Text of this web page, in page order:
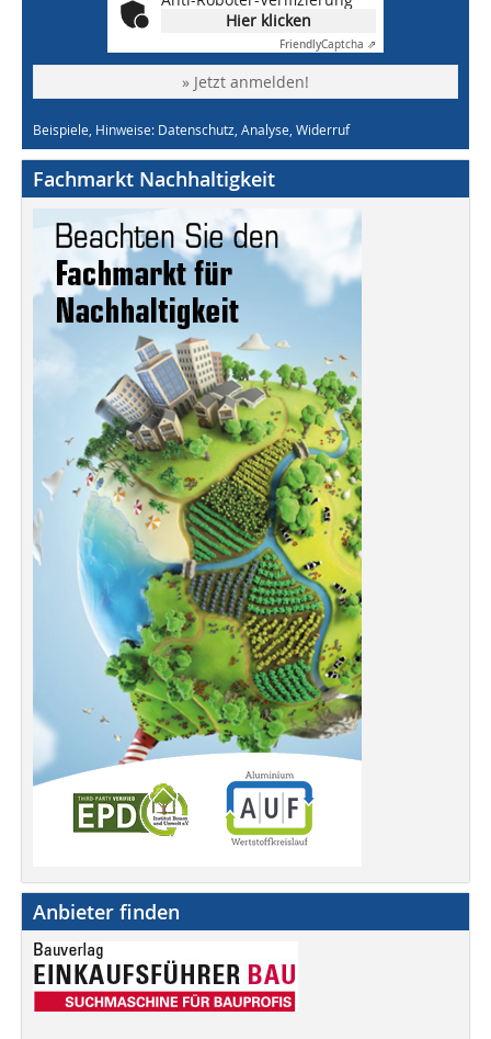
Hier klicken
FriendlyCaptcha ⇗
» Jetzt anmelden!
Beispiele, Hinweise: Datenschutz, Analyse, Widerruf
Fachmarkt Nachhaltigkeit
Anbieter finden